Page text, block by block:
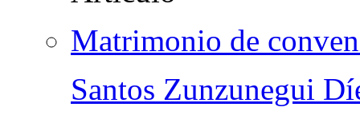
Matrimonio de
Santos Zunzunegui